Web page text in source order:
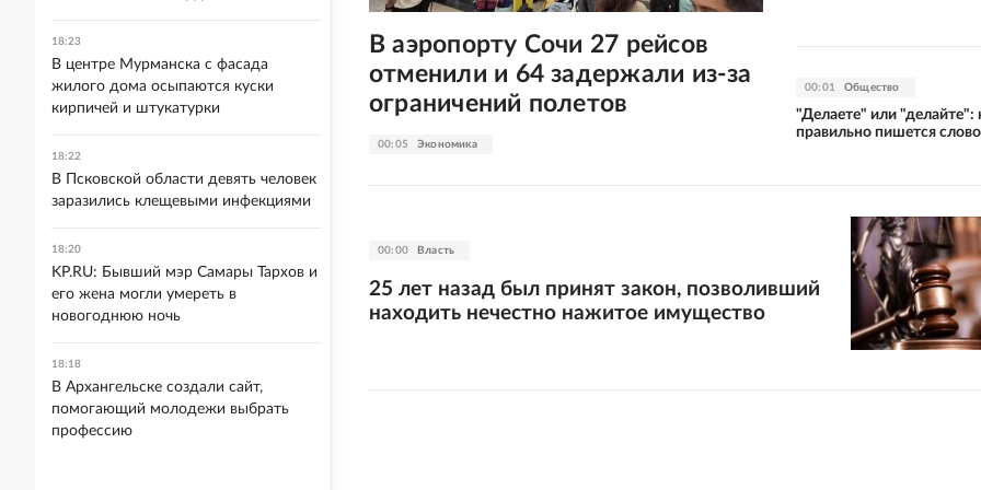
00:05 Экономика
В аэропорту Сочи 27 рейсов
отменили и 64 задержали из-за
ограничений полетов
00:01 Общество
"Делаете" или "делайте":
правильно пишется слово
00:00 Власть
25 лет назад был принят закон, позволивший
находить нечестно нажитое имущество
18:23
В центре Мурманска с фасада
жилого дома осыпаются куски
кирпичей и штукатурки
18:22
В Псковской области девять человек
заразились клещевыми инфекциями
18:20
KP.RU: Бывший мэр Самары Тархов и
его жена могли умереть в
новогоднюю ночь
18:18
В Архангельске создали сайт,
помогающий молодежи выбрать
профессию